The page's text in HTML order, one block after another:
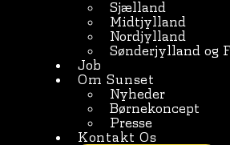
Sjælland
Midtjylland
Nordjylland
Sønderjylland og
Job
Om Sunset
Nyheder
Børnekoncept
Presse
Kontakt Os